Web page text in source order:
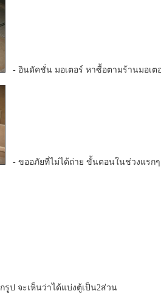
- อินดัคชั่น มอเตอร์ หาซื้อตามร้านมอเต
- ขออภัยที่ไม่ได้ถ่าย ขั้นตอนในช่วงแรก
ป จะเห็นว่าได้แบ่งตู้เป็น2ส่วน